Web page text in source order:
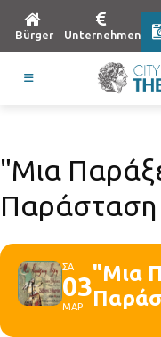
Bürger Unternehmen
"Μια
ΣΑ
03
ΜΑΡ
"Μια